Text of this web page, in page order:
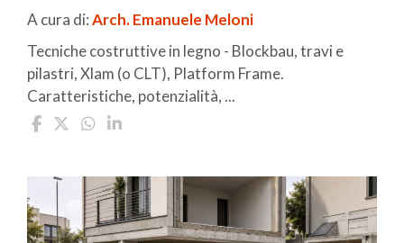
A cura di:Arch. Emanuele Meloni
Tecniche costruttive in legno - Blockbau, travi e
pilastri, Xlam (o CLT), Platform Frame.
Caratteristiche, potenzialità, ...